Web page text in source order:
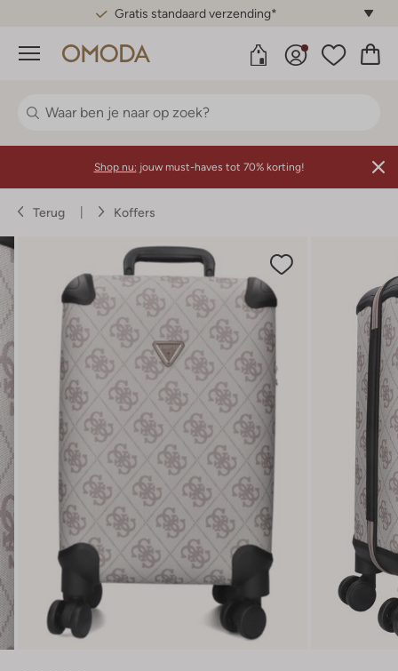
Gratis standaard verzending*
Menu
Shop nu: jouw must-haves tot 70% korting!
Terug Koffers